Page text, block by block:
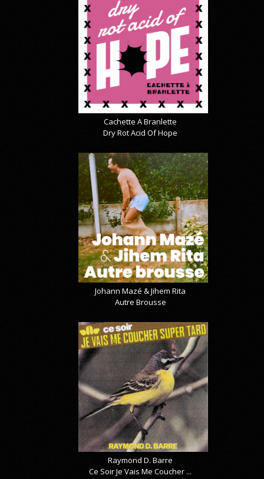
Cachette A Branlette
Dry Rot Acid Of Hope
Johann Mazé & Jihem Rita
Autre Brousse
Raymond D. Barre
Ce Soir Je Vais Me Coucher ...